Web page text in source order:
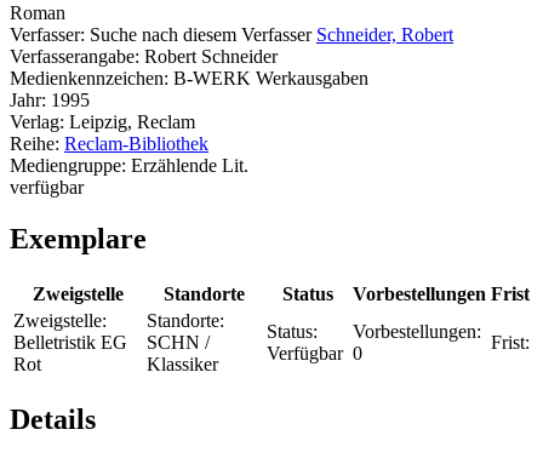
Roman
Verfasser: Suche nach diesem Verfasser Schneider, Robert
Verfasserangabe: Robert Schneider
Medienkennzeichen: B-WERK Werkausgaben
Jahr: 1995
Verlag: Leipzig, Reclam
Reihe: Reclam-Bibliothek
Mediengruppe: Erzählende Lit.
verfügbar
Exemplare
Zweigstelle Standorte Status Vorbestellungen Frist
Zweigstelle:
Belletristik EG
Rot
Standorte:
SCHN /
Klassiker
Status:
Verfügbar
Vorbestellungen:
0
Frist:
Details